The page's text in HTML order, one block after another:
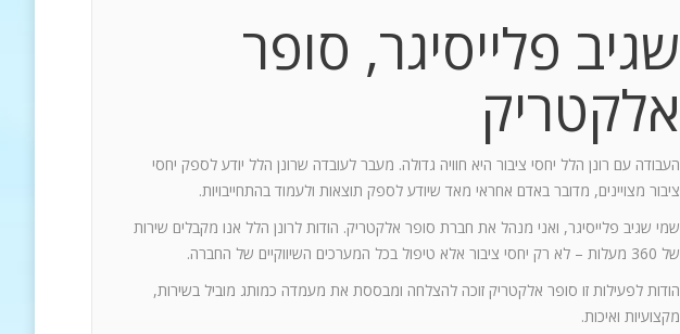
שגיב פלייסיגר, סופר
אלקטריק
העבודה עם רונן הלל יחסי ציבור היא חוויה גדולה. מעבר לעובדה שרונן הלל יודע לספק יחסי
ציבור מצויינים, מדובר באדם אחראי מאד שיודע לספק תוצאות ולעמוד בהתחייבויות.
שמי שגיב פלייסיגר, ואני מנהל את חברת סופר אלקטריק. הודות לרונן הלל אנו מקבלים שירות
של 360 מעלות – לא רק יחסי ציבור אלא טיפול בכל המערכים השיווקיים של החברה.
הודות לפעילות זו סופר אלקטריק זוכה להצלחה ומבססת את מעמדה כמותג מוביל בשירות,
מקצועיות ואיכות.